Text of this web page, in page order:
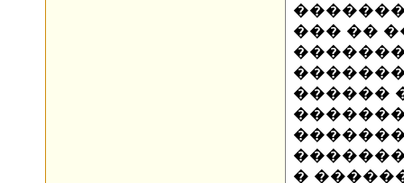
��� ��
������
�